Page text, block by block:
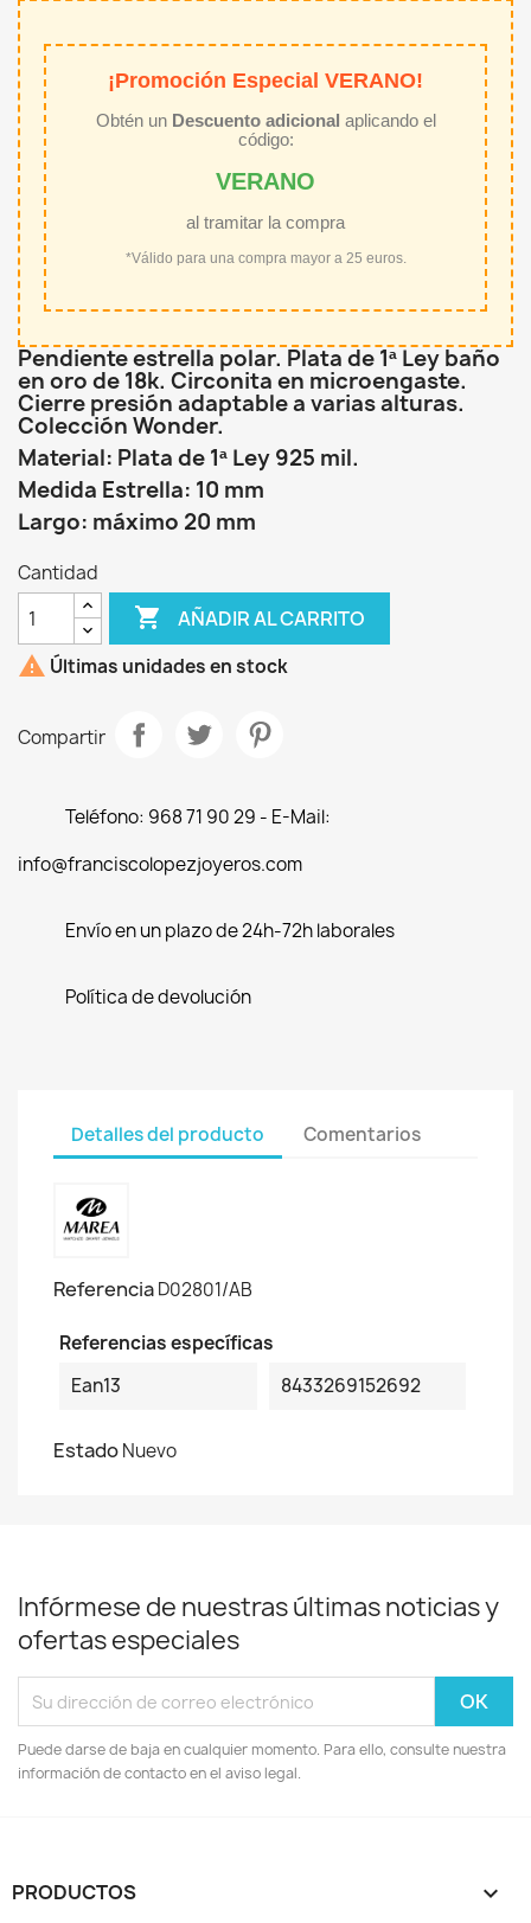
¡Promoción Especial VERANO!
Obtén un Descuento adicional aplicando el
código:
VERANO
al tramitar la compra
*Válido para una compra mayor a 25 euros.
Pendiente estrella polar. Plata de 1ª Ley baño
en oro de 18k. Circonita en microengaste.
Cierre presión adaptable a varias alturas.
Colección Wonder.
Material: Plata de 1ª Ley 925 mil.
Medida Estrella: 10 mm
Largo: máximo 20 mm
Cantidad
 AÑADIR AL CARRITO
 Últimas unidades en stock
Compartir
Teléfono: 968 71 90 29 - E-Mail:
info@franciscolopezjoyeros.com
Envío en un plazo de 24h-72h laborales
Política de devolución
Detalles del producto Comentarios
ReferenciaD02801/AB
Referencias específicas
Ean13
8433269152692
EstadoNuevo
Infórmese de nuestras últimas noticias y
ofertas especiales
Puede darse de baja en cualquier momento. Para ello, consulte nuestra
información de contacto en el aviso legal.
PRODUCTOS 